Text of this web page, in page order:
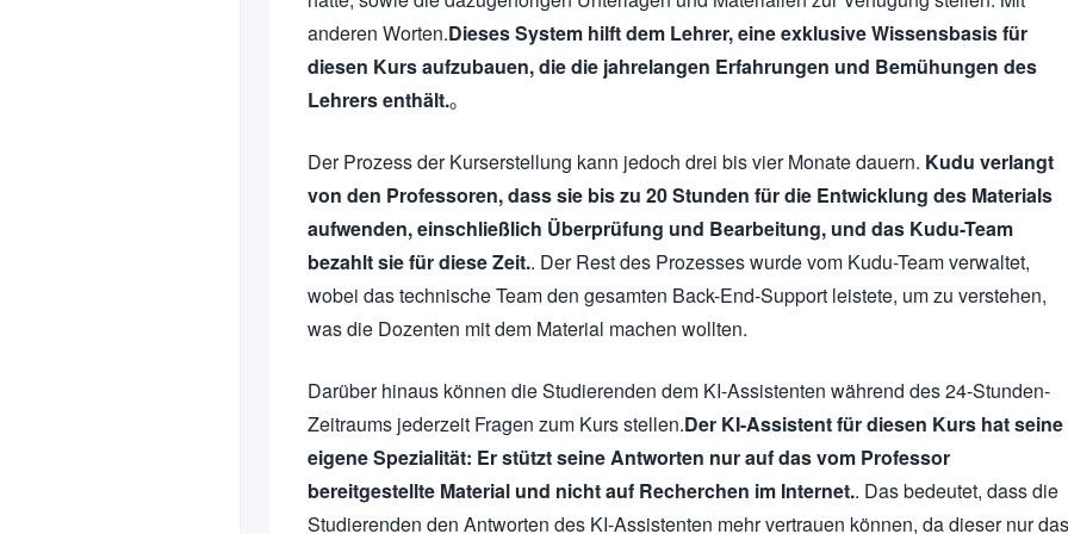
anderen Worten.Dieses System hilft dem Lehrer, eine exklusive Wissensbasis für
diesen Kurs aufzubauen, die die jahrelangen Erfahrungen und Bemühungen des
Lehrers enthält.。
Der Prozess der Kurserstellung kann jedoch drei bis vier Monate dauern. Kudu verlangt
von den Professoren, dass sie bis zu 20 Stunden für die Entwicklung des Materials
aufwenden, einschließlich Überprüfung und Bearbeitung, und das Kudu-Team
bezahlt sie für diese Zeit.. Der Rest des Prozesses wurde vom Kudu-Team verwaltet,
wobei das technische Team den gesamten Back-End-Support leistete, um zu verstehen,
was die Dozenten mit dem Material machen wollten.
Darüber hinaus können die Studierenden dem KI-Assistenten während des 24-Stunden-
Zeitraums jederzeit Fragen zum Kurs stellen.Der KI-Assistent für diesen Kurs hat seine
eigene Spezialität: Er stützt seine Antworten nur auf das vom Professor
bereitgestellte Material und nicht auf Recherchen im Internet.. Das bedeutet, dass die
Studierenden den Antworten des KI-Assistenten mehr vertrauen können, da dieser nur das